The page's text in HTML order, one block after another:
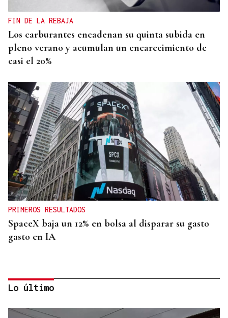
FIN DE LA REBAJA
Los carburantes encadenan su quinta subida en
pleno verano y acumulan un encarecimiento de
casi el 20%
PRIMEROS RESULTADOS
SpaceX baja un 12% en bolsa al disparar su gasto
gasto en IA
Lo último